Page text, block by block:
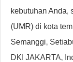
kebutuhan Anda,
(UMR) di kota
Semanggi,
DKI JAKARTA,